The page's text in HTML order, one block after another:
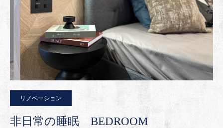
リノベーション
非日常の睡眠 BEDROOM